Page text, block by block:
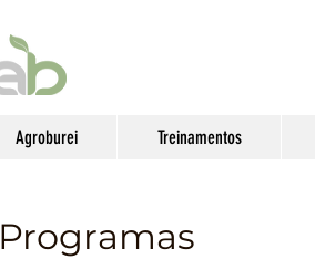
Agroburei Treinamentos
Programas